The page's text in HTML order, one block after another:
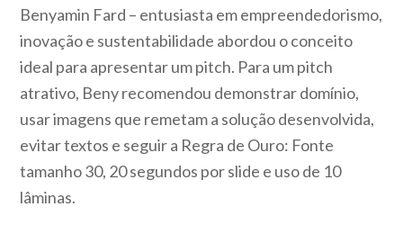
Benyamin Fard – entusiasta em empreendedorismo,
inovação e sustentabilidade abordou o conceito
ideal para apresentar um pitch. Para um pitch
atrativo, Beny recomendou demonstrar domínio,
usar imagens que remetam a solução desenvolvida,
evitar textos e seguir a Regra de Ouro: Fonte
tamanho 30, 20 segundos por slide e uso de 10
lâminas.